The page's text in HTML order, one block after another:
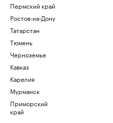
Пермский край
Ростов-на-Дону
Татарстан
Тюмень
Черноземье
Кавказ
Карелия
Мурманск
Приморский
край